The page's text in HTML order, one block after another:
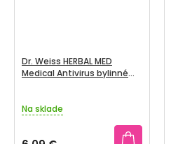
Dr. Weiss HERBAL MED
Medical Antivirus bylinné
Na sklade